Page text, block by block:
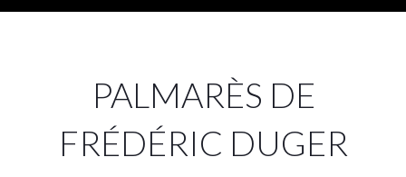
PALMARÈS DE
FRÉDÉRIC DUGER